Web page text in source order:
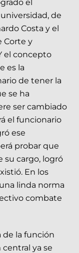
el
de
Costa y el
Corte y
el concepto
es la
de tener la
se ha
ser cambiado
el funcionario
ese
probar que
su cargo, logró
En los
linda norma
combate
de la función
ya se